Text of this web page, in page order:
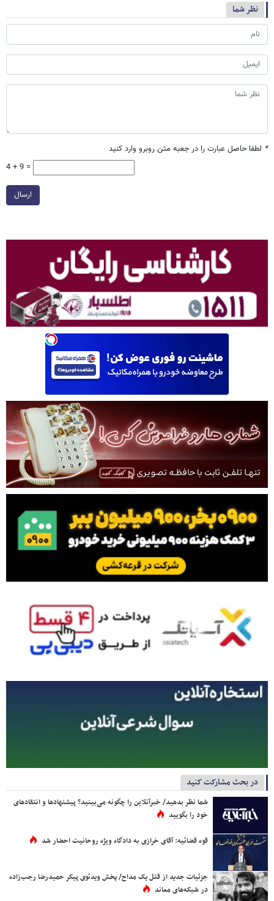
نظر شما
* لطفا حاصل عبارت را در جعبه متن روبرو وارد کنید
4 + 9 =
ارسال
در بحث مشارکت کنید
شما نظر بدهید/ خبرآنلاین را چگونه می‌بینید؟ پیشنهادها و انتقادهای
خود را بگویید
قوه قضائیه: آقای خرازی به دادگاه ویژه روحانیت احضار شد
جزئیات جدید از قتل یک مداح/ پخش ویدئوی پیکر حمیدرضا رجب‌زاده
در شبکه‌های معاند